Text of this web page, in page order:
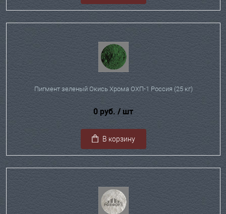
Пигмент зеленый Окись Хрома ОХП-1 Россия (25 кг)
0 руб. / шт
В корзину